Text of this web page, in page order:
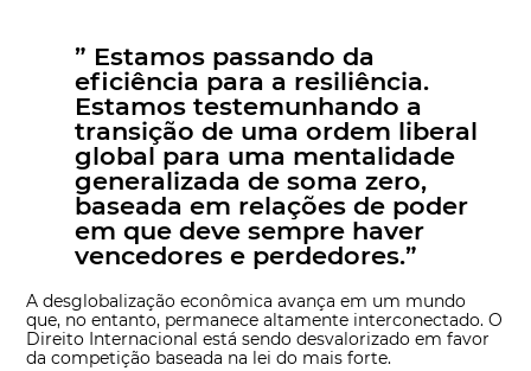
” Estamos passando da
eficiência para a resiliência.
Estamos testemunhando a
transição de uma ordem liberal
global para uma mentalidade
generalizada de soma zero,
baseada em relações de poder
em que deve sempre haver
vencedores e perdedores.”
A desglobalização econômica avança em um mundo
que, no entanto, permanece altamente interconectado. O
Direito Internacional está sendo desvalorizado em favor
da competição baseada na lei do mais forte.